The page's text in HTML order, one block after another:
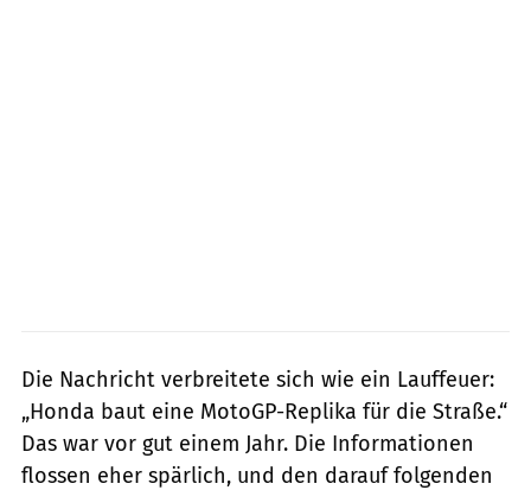
Die Nachricht verbreitete sich wie ein Lauffeuer:
„Honda baut eine MotoGP-Replika für die Straße.“
Das war vor gut einem Jahr. Die Informationen
flossen eher spärlich, und den darauf folgenden